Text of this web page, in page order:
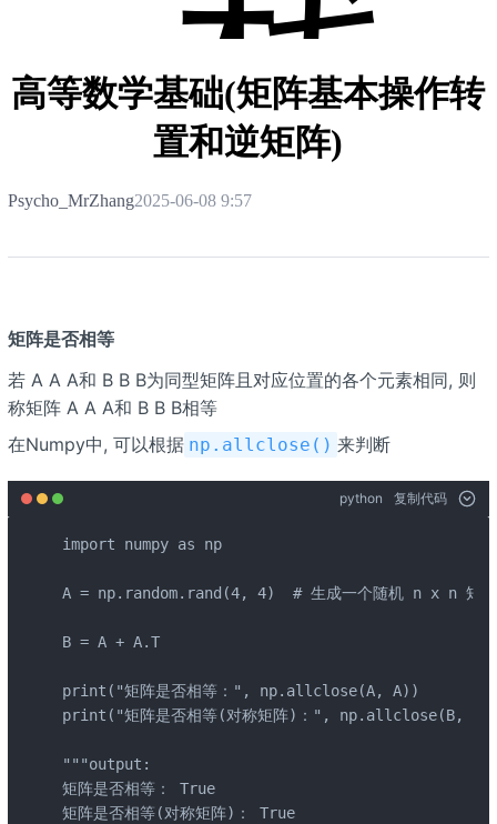
栈
高等数学基础(矩阵基本操作转
置和逆矩阵)
Psycho_MrZhang2025-06-08 9:57
矩阵是否相等
若 A A A和 B B B为同型矩阵且对应位置的各个元素相同, 则
称矩阵 A A A和 B B B相等
在Numpy中, 可以根据 np.allclose() 来判断
python 复制代码
import numpy as np
A = np.random.rand(4, 4)  # 生成一个随机 n x n 矩阵
B = A + A.T
print("矩阵是否相等：", np.allclose(A, A))
print("矩阵是否相等(对称矩阵)：", np.allclose(B,
"""output:
矩阵是否相等： True
矩阵是否相等(对称矩阵)： True